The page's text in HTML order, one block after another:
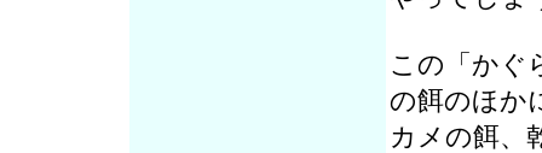
この「かぐ
の餌のほか
カメの餌、